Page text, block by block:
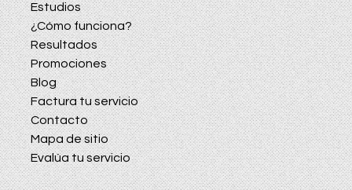
Estudios
¿Cómo funciona?
Resultados
Promociones
Blog
Factura tu servicio
Contacto
Mapa de sitio
Evalúa tu servicio